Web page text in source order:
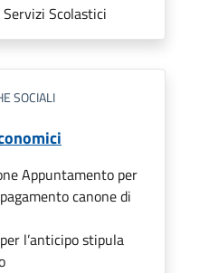
Scolastici
SOCIALI
Appuntamento per
canone di
l’anticipo stipula